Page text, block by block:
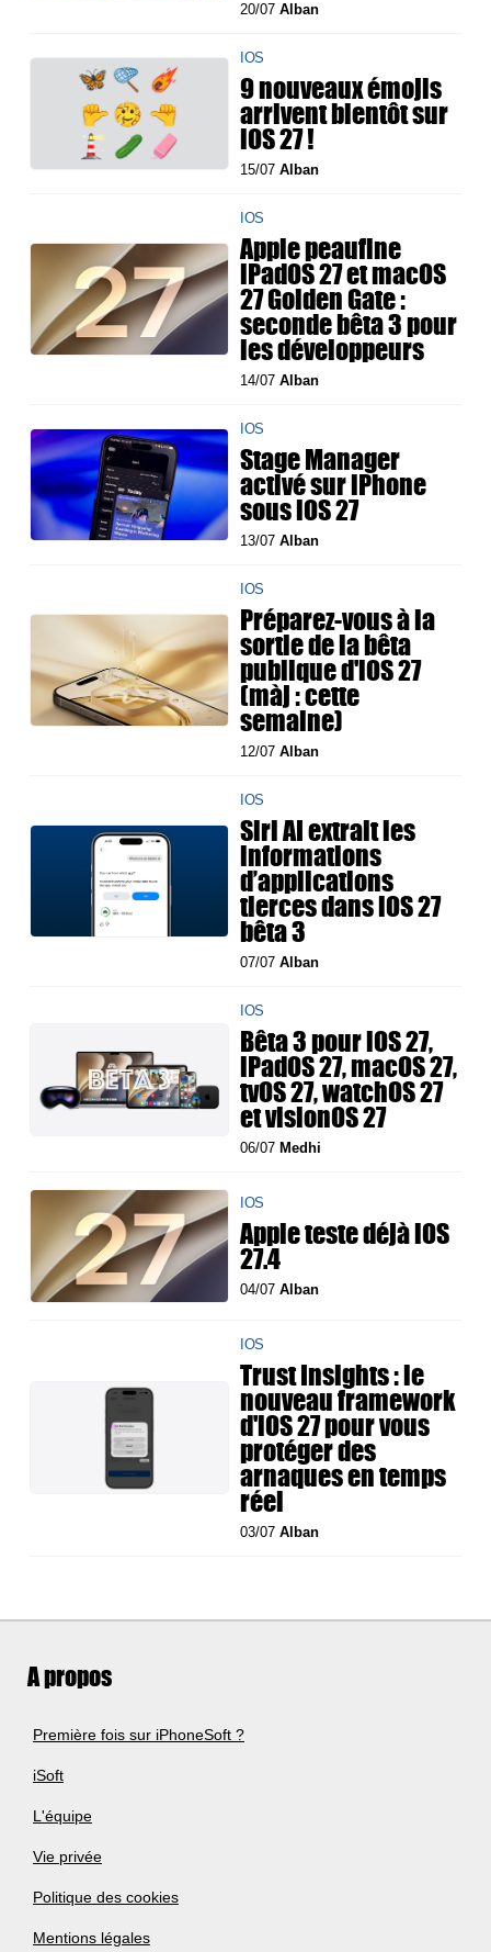
20/07Alban
IOS
9 nouveaux émojis
arrivent bientôt sur
iOS 27 !
15/07Alban
IOS
Apple peaufine
iPadOS 27 et macOS
27 Golden Gate :
seconde bêta 3 pour
les développeurs
14/07Alban
IOS
Stage Manager
activé sur iPhone
sous iOS 27
13/07Alban
IOS
Préparez-vous à la
sortie de la bêta
publique d'iOS 27
(màj : cette
semaine)
12/07Alban
IOS
Siri AI extrait les
informations
d’applications
tierces dans iOS 27
bêta 3
07/07Alban
IOS
Bêta 3 pour iOS 27,
iPadOS 27, macOS 27,
tvOS 27, watchOS 27
et visionOS 27
06/07 Medhi
IOS
Apple teste déjà iOS
27.4
04/07Alban
IOS
Trust Insights : le
nouveau framework
d'iOS 27 pour vous
protéger des
arnaques en temps
réel
03/07Alban
A propos
Première fois sur iPhoneSoft ?
iSoft
L'équipe
Vie privée
Politique des cookies
Mentions légales